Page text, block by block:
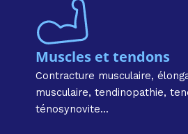
Muscles et tendons​
Contracture musculaire,
musculaire, tendinopathie,
ténosynovite...